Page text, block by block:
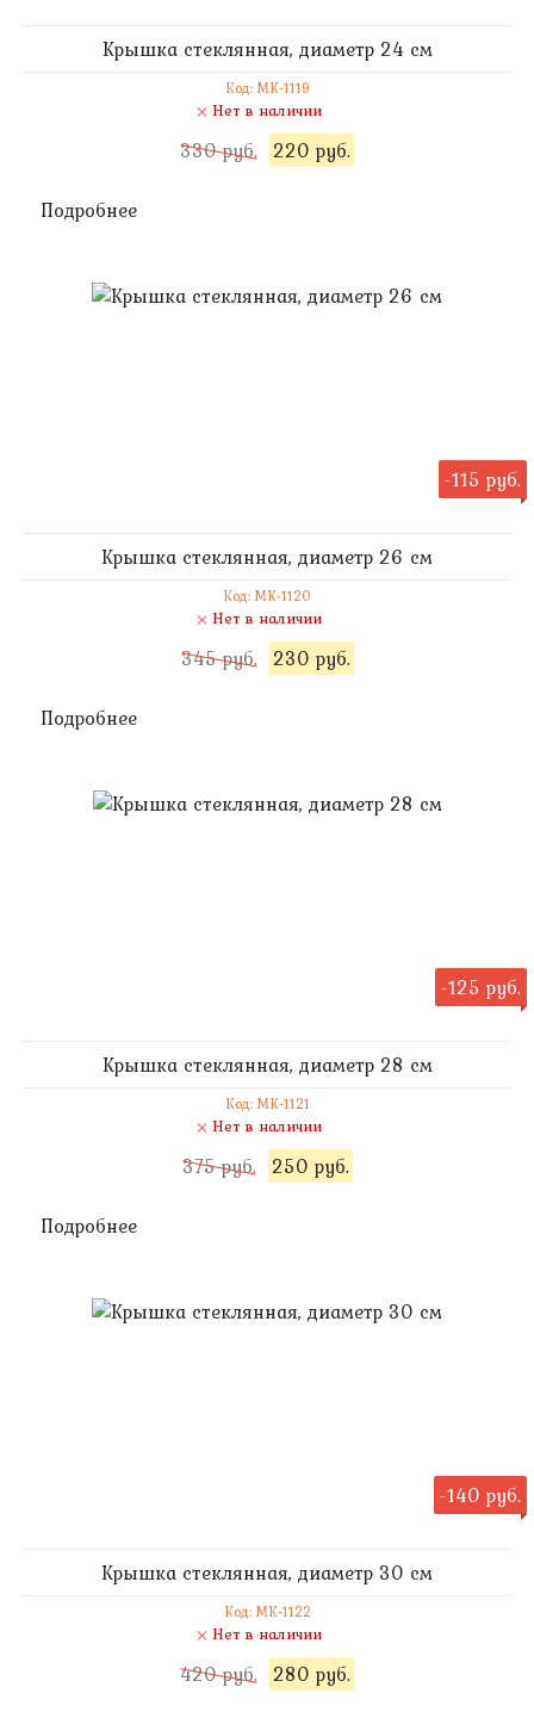
Крышка стеклянная, диаметр 24 см
Код: MK-1119
Нет в наличии
330 руб. 220 руб.
Подробнее
-115 руб.
Крышка стеклянная, диаметр 26 см
Код: MK-1120
Нет в наличии
345 руб. 230 руб.
Подробнее
-125 руб.
Крышка стеклянная, диаметр 28 см
Код: MK-1121
Нет в наличии
375 руб. 250 руб.
Подробнее
-140 руб.
Крышка стеклянная, диаметр 30 см
Код: MK-1122
Нет в наличии
420 руб. 280 руб.